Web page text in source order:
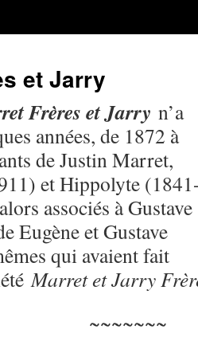
et Jarry
Frères et Jarry n’a
années, de 1872 à
de Justin Marret,
et Hippolyte
associés à Gustave
Eugène et Gustave
qui avaient fait
Marret et Jarry
~~~~~~~